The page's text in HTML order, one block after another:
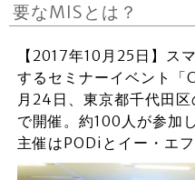
要なMISとは？
【2017年10月25日】ス
するセミナーイベント
月24日、東京都千代田
で開催。約100人が参加
主催はPODiとイー・エフ